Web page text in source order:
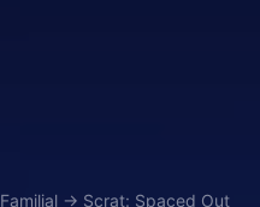
Familial → Scrat: Spaced Out